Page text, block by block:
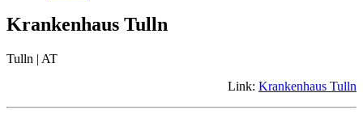
Krankenhaus Tulln
Tulln | AT
Link: Krankenhaus Tulln